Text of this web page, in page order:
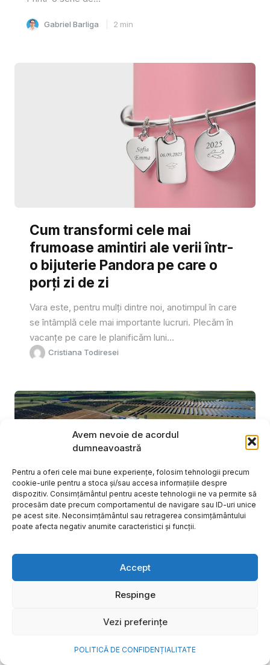
Avem nevoie de acordul
dumneavoastră
Pentru a oferi cele mai bune experiențe, folosim tehnologii precum
cookie-urile pentru a stoca și/sau accesa informațiile despre
dispozitiv. Consimțământul pentru aceste tehnologii ne va permite să
procesăm date precum comportamentul de navigare sau ID-uri unice
pe acest site. Neconsimțământul sau retragerea consimțământului
poate afecta negativ anumite caracteristici și funcții.
Accept
Respinge
Vezi preferințe
POLITICĂ DE CONFIDENȚIALITATE
Gabriel Barliga 2 min
Cum transformi cele mai
frumoase amintiri ale verii într-
o bijuterie Pandora pe care o
porți zi de zi
Vara este, pentru mulți dintre noi, anotimpul în care
se întâmplă cele mai importante lucruri. Plecăm în
vacanțe pe care le planificăm luni...
Cristiana Todiresei
NOVA Power & Gas: un program
de investiții de un miliard de
euro și o nouă promisiune de
o viață mai bună”
După aproape 20 de ani în care a investit în